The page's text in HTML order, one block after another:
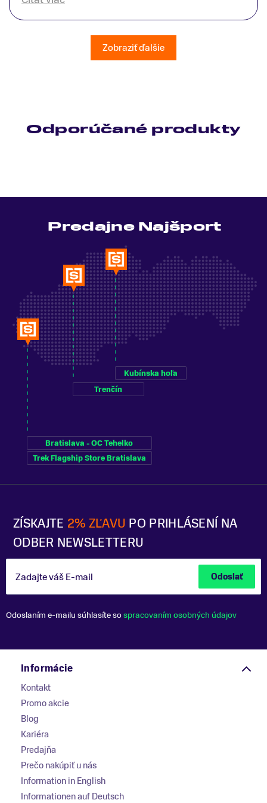
Ešte raz ďakujem.Zobraziť ďalšie
Odporúčané produkty
ZÍSKAJTE 2% ZĽAVU PO PRIHLÁSENÍ NA
ODBER NEWSLETTERU
Zadajte váš E-mail Odoslať
Odoslaním e-mailu súhlasíte sospracovaním osobných údajov
Predajne Najšport
Bratislava - OC Tehelko
Trek Flagship Store Bratislava
Trenčín
Kubínska hoľa
Informácie
Kontakt
Promo akcie
Blog
Kariéra
Predajňa
Prečo nakúpiť u nás
Information in English
Informationen auf Deutsch